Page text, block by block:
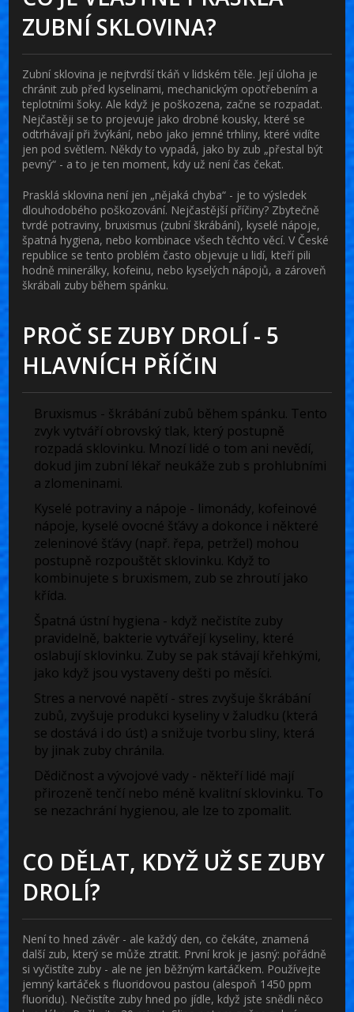
ZUBNÍ SKLOVINA?
Zubní sklovina je nejtvrdší tkáň v lidském těle. Její úloha je
chránit zub před kyselinami, mechanickým opotřebením a
teplotními šoky. Ale když je poškozena, začne se rozpadat.
Nejčastěji se to projevuje jako drobné kousky, které se
odtrhávají při žvýkání, nebo jako jemné trhliny, které vidíte
jen pod světlem. Někdy to vypadá, jako by zub „přestal být
pevný“ - a to je ten moment, kdy už není čas čekat.
Prasklá sklovina není jen „nějaká chyba“ - je to výsledek
dlouhodobého poškozování. Nejčastější příčiny? Zbytečně
tvrdé potraviny, bruxismus (zubní škrábání), kyselé nápoje,
špatná hygiena, nebo kombinace všech těchto věcí. V České
republice se tento problém často objevuje u lidí, kteří pili
hodně minerálky, kofeinu, nebo kyselých nápojů, a zároveň
škrábali zuby během spánku.
PROČ SE ZUBY DROLÍ - 5
HLAVNÍCH PŘÍČIN
Bruxismus - škrábání zubů během spánku. Tento
zvyk vytváří obrovský tlak, který postupně
rozpadá sklovinku. Mnozí lidé o tom ani nevědí,
dokud jim zubní lékař neukáže zub s prohlubními
a zlomeninami.
Kyselé potraviny a nápoje - limonády, kofeinové
nápoje, kyselé ovocné šťávy a dokonce i některé
zeleninové šťávy (např. řepa, petržel) mohou
postupně rozpouštět sklovinku. Když to
kombinujete s bruxismem, zub se zhroutí jako
křída.
Špatná ústní hygiena - když nečistíte zuby
pravidelně, bakterie vytvářejí kyseliny, které
oslabují sklovinku. Zuby se pak stávají křehkými,
jako když jsou vystaveny dešti po měsíci.
Stres a nervové napětí - stres zvyšuje škrábání
zubů, zvyšuje produkci kyseliny v žaludku (která
se dostává i do úst) a snižuje tvorbu sliny, která
by jinak zuby chránila.
Dědičnost a vývojové vady - někteří lidé mají
přirozeně tenčí nebo méně kvalitní sklovinku. To
se nezachrání hygienou, ale lze to zpomalit.
CO DĚLAT, KDYŽ UŽ SE ZUBY
DROLÍ?
Není to hned závěr - ale každý den, co čekáte, znamená
další zub, který se může ztratit. První krok je jasný: pořádně
si vyčistíte zuby - ale ne jen běžným kartáčkem. Používejte
jemný kartáček s fluoridovou pastou (alespoň 1450 ppm
fluoridu). Nečistíte zuby hned po jídle, když jste snědli něco